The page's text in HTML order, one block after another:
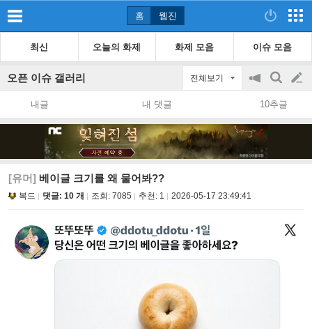
홈 웹진
최신 오늘의 화제 화제 모음 이슈 모음
오픈 이슈 갤러리 전체보기
공
지
on/off
검
색
글
쓰
내글 내 댓글 10추글
[유머] 베이글 크기를 왜 물어봐??
복드 댓글: 10 개 조회: 7085 추천: 1 2026-05-17 23:49:41